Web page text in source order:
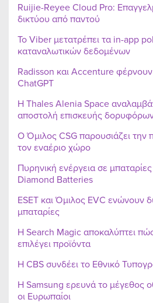
Ruijie-Reyee Cloud Pro:
δικτύου από παντού
Το Viber μετατρέπει τα in-app
καταναλωτικών δεδομένων
Radisson και Accenture
ChatGPT
Η Thales Alenia Space
αποστολή επισκευής
Ο Όμιλος CSG παρουσιάζει την
τον εναέριο χώρο
Πυρηνική ενέργεια σε
Diamond Batteries
ESET και Όμιλος EVC ενώνουν
μπαταρίες
Η Search Magic αποκαλύπτει
επιλέγει προϊόντα
Η CBS συνδέει το Εθνικό
Η Samsung ερευνά το μέγεθος
οι Ευρωπαίοι